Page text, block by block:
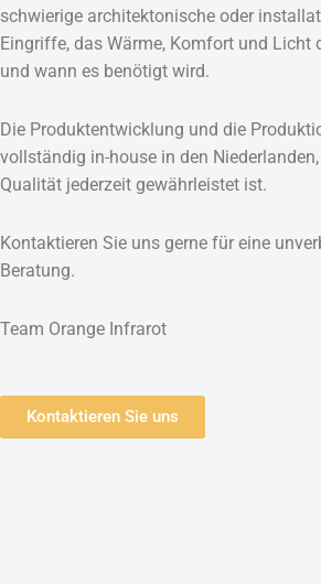
schwierige architektonische oder
Eingriffe, das Wärme, Komfort und Licht
und wann es benötigt wird.
Die Produktentwicklung und die
vollständig in-house in den
Qualität jederzeit gewährleistet ist.
Kontaktieren Sie uns gerne für eine
Beratung.
Team Orange Infrarot
Kontaktieren Sie uns